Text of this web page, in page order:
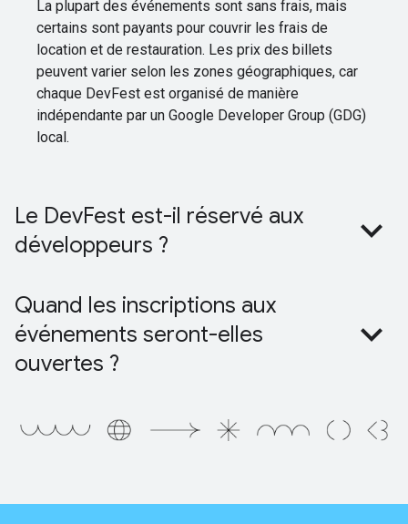
La plupart des événements sont sans frais, mais
certains sont payants pour couvrir les frais de
location et de restauration. Les prix des billets
peuvent varier selon les zones géographiques, car
chaque DevFest est organisé de manière
indépendante par un Google Developer Group (GDG)
local.
Le DevFest est-il réservé aux
développeurs ?
Quand les inscriptions aux
événements seront-elles
ouvertes ?